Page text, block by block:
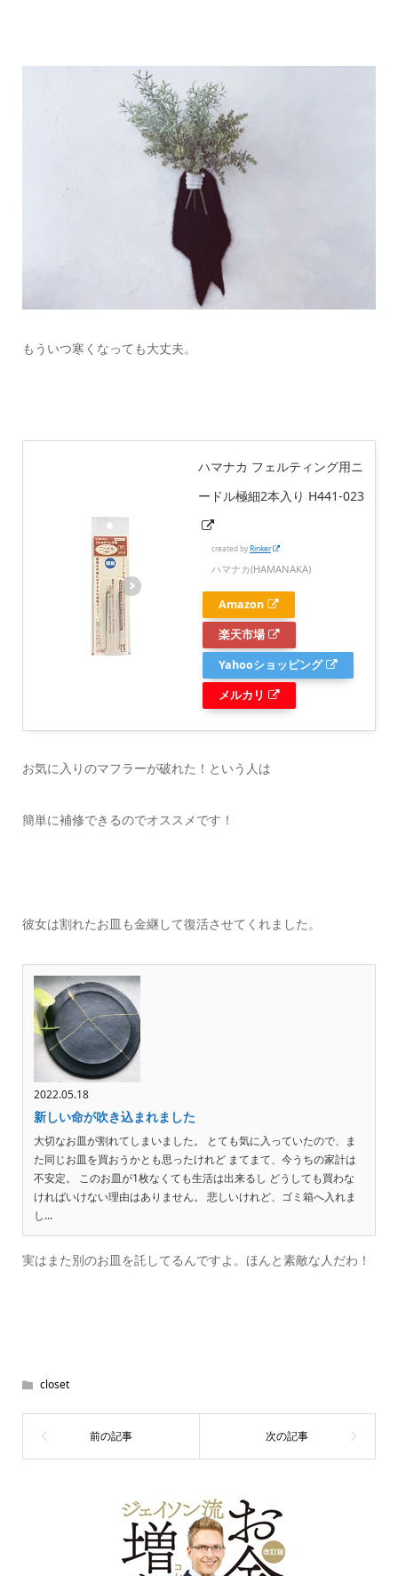
もういつ寒くなっても大丈夫。
ハマナカ フェルティング用ニ
ードル極細2本入り H441-023
created byRinker
ハマナカ(HAMANAKA)
Amazon
楽天市場
Yahooショッピング
メルカリ
お気に入りのマフラーが破れた！という人は
簡単に補修できるのでオススメです！
彼女は割れたお皿も金継して復活させてくれました。
2022.05.18
新しい命が吹き込まれました
大切なお皿が割れてしまいました。 とても気に入っていたので、ま
た同じお皿を買おうかとも思ったけれど まてまて、今うちの家計は
不安定。 このお皿が1枚なくても生活は出来るし どうしても買わな
ければいけない理由はありません。 悲しいけれど、ゴミ箱へ入れま
し...
実はまた別のお皿を託してるんですよ。ほんと素敵な人だわ！
closet